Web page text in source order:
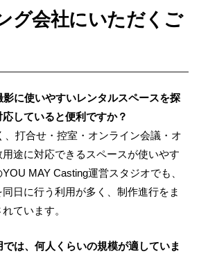
グ会社にいただくご
に使いやすいレンタルスペースを探
していると便利ですか？
、打合せ・控室・オンライン会議・オ
途に対応できるスペースが使いやす
MAY Casting運営スタジオでも、
日に行う利用が多く、制作進行をま
ています。
は、何人くらいの規模が適していま